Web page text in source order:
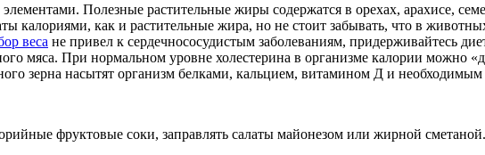
Полезные растительные жиры содержатся в орехах, арахисе,
калориями, как и растительные жира, но не стоит забывать, что в
веса не привел к сердечнососудистым заболеваниям, придерживайтесь
мяса. При нормальном уровне холестерина в организме калории можно
зерна насытят организм белками, кальцием, витамином Д и необходимым
фруктовые соки, заправлять салаты майонезом или жирной сметаной.